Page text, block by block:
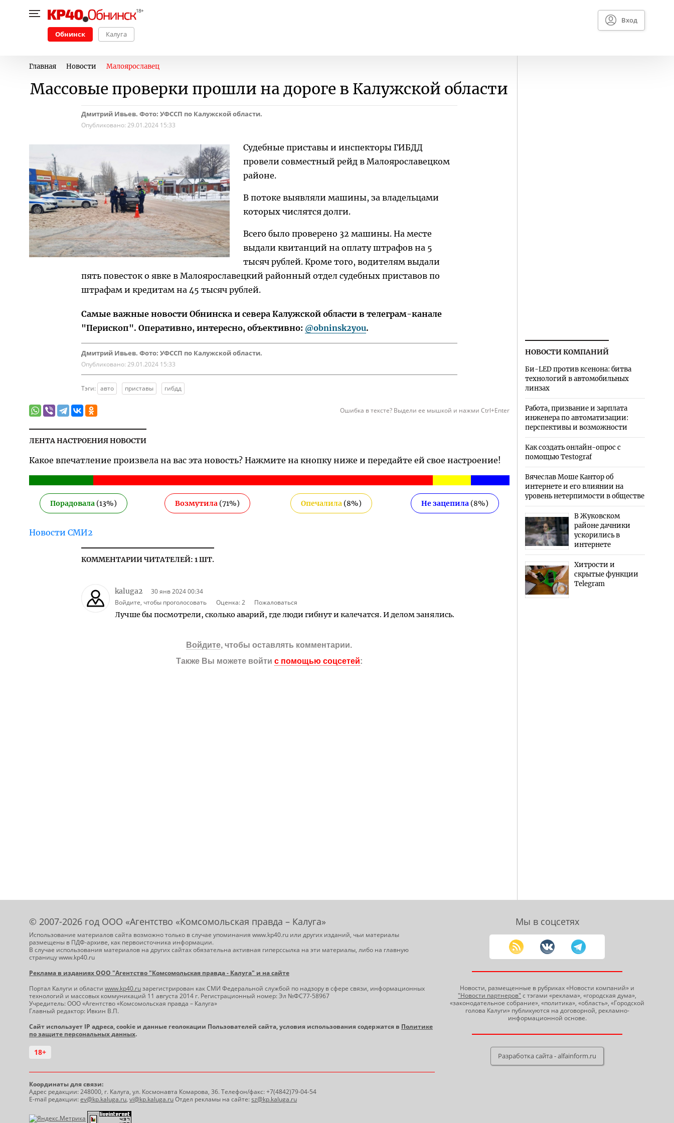
Обнинск Калуга
Вход
Главная Новости Малоярославец
Массовые проверки прошли на дороге в Калужской области
Дмитрий Ивьев. Фото: УФССП по Калужской области.
Опубликовано: 29.01.2024 15:33
Судебные приставы и инспекторы ГИБДД
провели совместный рейд в Малоярославецком
районе.
В потоке выявляли машины, за владельцами
которых числятся долги.
Всего было проверено 32 машины. На месте
выдали квитанций на оплату штрафов на 5
тысяч рублей. Кроме того, водителям выдали
пять повесток о явке в Малоярославецкий районный отдел судебных приставов по
штрафам и кредитам на 45 тысяч рублей.
Самые важные новости Обнинска и севера Калужской области в телеграм-канале
"Перископ". Оперативно, интересно, объективно: @obninsk2you.
Дмитрий Ивьев. Фото: УФССП по Калужской области.
Опубликовано: 29.01.2024 15:33
Тэги: авто приставы гибдд
Ошибка в тексте? Выдели ее мышкой и нажми Ctrl+Enter
ЛЕНТА НАСТРОЕНИЯ НОВОСТИ
Какое впечатление произвела на вас эта новость? Нажмите на кнопку ниже и передайте ей свое настроение!
Порадовала(13%) Возмутила(71%) Опечалила(8%) Не зацепила (8%)
Новости СМИ2
КОММЕНТАРИИ ЧИТАТЕЛЕЙ: 1 ШТ.
kaluga2
30 янв 2024 00:34
Войдите, чтобы проголосовать
Оценка:2 Пожаловаться
Лучше бы посмотрели, сколько аварий, где люди гибнут и калечатся. И делом занялись.
Войдите, чтобы оставлять комментарии.
Также Вы можете войти с помощью соцсетей:
НОВОСТИ КОМПАНИЙ
Би-LED против ксенона: битва
технологий в автомобильных
линзах
Работа, призвание и зарплата
инженера по автоматизации:
перспективы и возможности
Как создать онлайн-опрос с
помощью Testograf
Вячеслав Моше Кантор об
интернете и его влиянии на
уровень нетерпимости в обществе
В Жуковском
районе дачники
ускорились в
интернете
Хитрости и
скрытые функции
Telegram
© 2007-2026 год ООО «Агентство «Комсомольская правда – Калуга»
Использование материалов сайта возможно только в случае упоминания www.kp40.ru или других изданий, чьи материалы
размещены в ПДФ-архиве, как первоисточника информации.
В случае использования материалов на других сайтах обязательна активная гиперссылка на эти материалы, либо на главную
страницу www.kp40.ru
Реклама в изданиях ООО "Агентство "Комсомольская правда - Калуга" и на сайте
Портал Калуги и области www.kp40.ruзарегистрирован как СМИ Федеральной службой по надзору в сфере связи, информационных
технологий и массовых коммуникаций 11 августа 2014 г. Регистрационный номер: Эл №ФС77-58967
Учредитель: ООО «Агентство «Комсомольская правда – Калуга»
Главный редактор: Ивкин В.П.
Сайт использует IP адреса, cookie и данные геолокации Пользователей сайта, условия использования содержатся в Политике
по защите персональных данных.
18+
Координаты для связи:
Адрес редакции: 248000, г. Калуга, ул. Космонавта Комарова, 36. Телефон/факс: +7(4842)79-04-54
E-mail редакции:ev@kp.kaluga.ru, vi@kp.kaluga.ruОтдел рекламы на сайте:sz@kp.kaluga.ru
Мы в соцсетях
Новости, размещенные в рубриках «Новости компаний» и
"Новости партнеров" с тэгами «реклама», «городская дума»,
«законодательное собрание», «политика», «область», «Городской
голова Калуги» публикуются на договорной, рекламно-
информационной основе.
Разработка сайта - alfainform.ru